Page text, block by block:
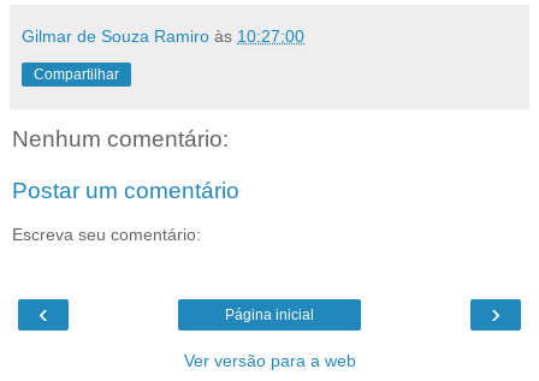
Gilmar de Souza Ramiro às 10:27:00
Compartilhar
Nenhum comentário:
Postar um comentário
Escreva seu comentário:
‹ ›
Página inicial
Ver versão para a web